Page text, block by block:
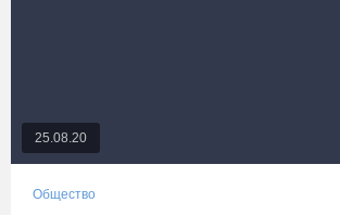
25.08.20
Общество